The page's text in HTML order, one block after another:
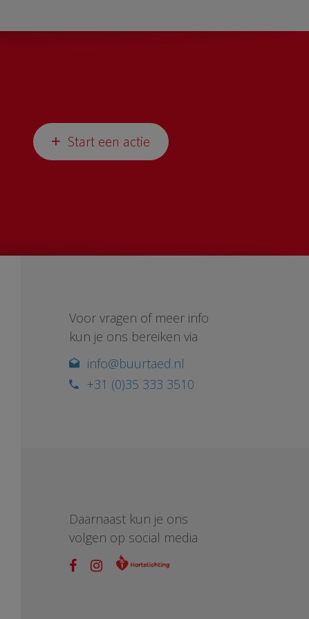
Start een actie
Voor vragen of meer info
kun je ons bereiken via
info@buurtaed.nl
+31 (0)35 333 3510
Daarnaast kun je ons
volgen op social media